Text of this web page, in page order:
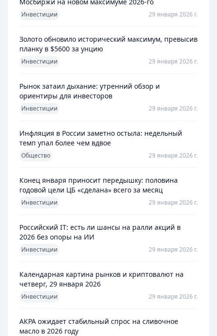
Инвестиции 29 января 2026 г.
Золото обновило исторический максимум, превысив
планку в $5600 за унцию
Инвестиции 29 января 2026 г.
Рынок затаил дыхание: утренний обзор и
ориентиры для инвесторов
Инвестиции 29 января 2026 г.
Инфляция в России заметно остыла: недельный
темп упал более чем вдвое
Общество 29 января 2026 г.
Конец января приносит передышку: половина
годовой цели ЦБ «сделана» всего за месяц
Инвестиции 29 января 2026 г.
Российский IT: есть ли шансы на ралли акций в
2026 без опоры на ИИ
Инвестиции 29 января 2026 г.
Календарная картина рынков и криптовалют на
четверг, 29 января 2026
Инвестиции 29 января 2026 г.
АКРА ожидает стабильный спрос на сливочное
масло в 2026 году